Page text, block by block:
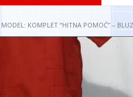
KOMPLET “HITNA POMOĆ” –